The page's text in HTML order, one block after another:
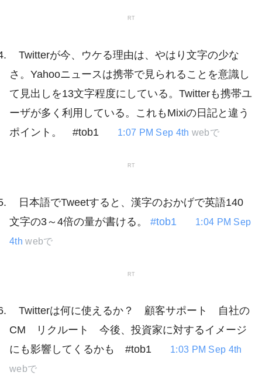
RT
Twitterが今、ウケる理由は、やはり文字の少な
さ。Yahooニュースは携帯で見られることを意識し
て見出しを13文字程度にしている。Twitterも携帯ユ
ーザが多く利用している。これもMixiの日記と違う
ポイント。 #tob1
1:07 PM Sep 4th webで
RT
日本語でTweetすると、漢字のおかげで英語140
文字の3～4倍の量が書ける。 #tob1
1:04 PM Sep
4th webで
RT
Twitterは何に使えるか？ 顧客サポート 自社の
CM リクルート 今後、投資家に対するイメージ
にも影響してくるかも #tob1
1:03 PM Sep 4th
webで